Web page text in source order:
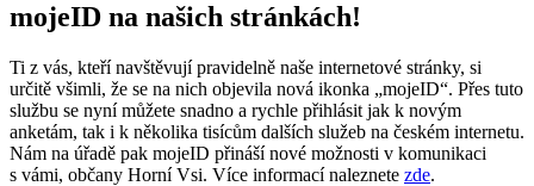
mojeID na našich stránkách!
Ti z vás, kteří navštěvují pravidelně naše internetové stránky, si
určitě všimli, že se na nich objevila nová ikonka „mojeID“. Přes tuto
službu se nyní můžete snadno a rychle přihlásit jak k novým
anketám, tak i k několika tisícům dalších služeb na českém internetu.
Nám na úřadě pak mojeID přináší nové možnosti v komunikaci
s vámi, občany Horní Vsi. Více informací naleznete zde.